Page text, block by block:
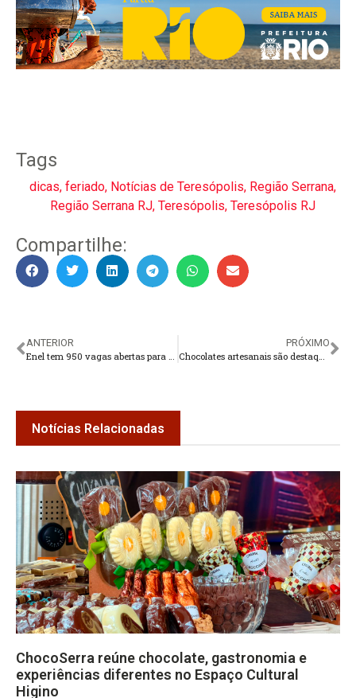
Tags
dicas, feriado, Notícias de Teresópolis, Região Serrana,
Região Serrana RJ, Teresópolis, Teresópolis RJ
Compartilhe:
ANTERIOR
PRÓXIMO
Notícias Relacionadas
ChocoSerra reúne chocolate, gastronomia e
experiências diferentes no Espaço Cultural
Higino